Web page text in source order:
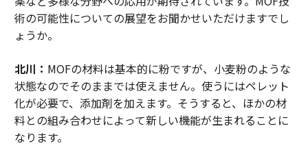
術の可能性についての展望をお聞かせいただけますでし
ょうか。
北川： MOFの材料は基本的に粉ですが、小麦粉のような
状態なのでそのままでは使えません。使うにはペレット
化が必要で、添加剤を加えます。そうすると、ほかの材
料との組み合わせによって新しい機能が生まれることに
なります。